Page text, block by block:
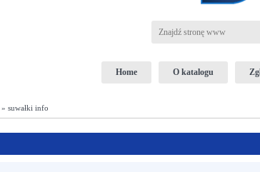
Home O katalogu
» suwałki info